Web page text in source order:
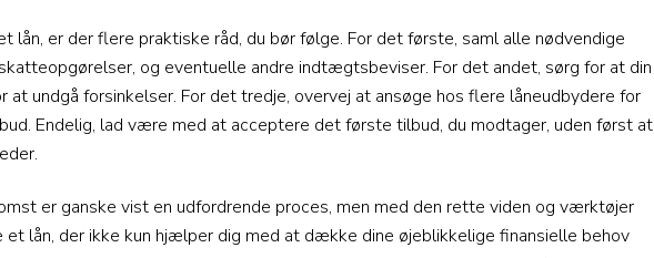
lån, er der flere praktiske råd, du bør følge. For det første, saml alle nødvendige
og eventuelle andre indtægtsbeviser. For det andet, sørg for at din
at undgå forsinkelser. For det tredje, overvej at ansøge hos flere låneudbydere for
Endelig, lad være med at acceptere det første tilbud, du modtager, uden først at
er ganske vist en udfordrende proces, men med den rette viden og værktøjer
lån, der ikke kun hjælper dig med at dække dine øjeblikkelige finansielle behov